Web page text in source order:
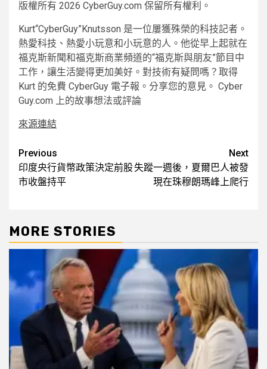
版權所有 2026 Cyber​​Guy.com 保留所有權利。
Kurt“Cyber​​Guy”Knutsson 是一位屢獲殊榮的科技記者。
熱愛科技、熱愛小玩意和小玩意的人。他從早上起就在
福克斯新聞和福克斯商業頻道的“福克斯與朋友”節目中
工作，讓生活變得更加美好。對技術有疑問嗎？取得
Kurt 的免費 Cyber​​Guy 電子報。分享您的意見。 Cyber​​
Guy.com 上的故事想法或評論
來源連結
Post
navigation
Previous
印度央行貨幣政策決定前股
市收盤持平
Next
失蹤一週後，夏爾巴人被發
現在珠穆朗瑪峰上爬行
MORE STORIES